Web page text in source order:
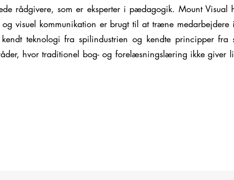
rådgivere, som er eksperter i pædagogik. Mount
visuel kommunikation er brugt til at træne
teknologi fra spilindustrien og kendte principper fra
hvor traditionel bog- og forelæsningslæring ikke giver